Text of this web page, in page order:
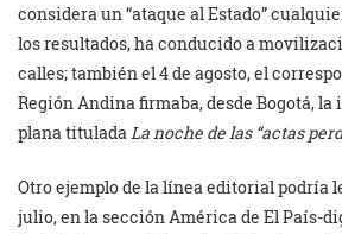
considera un “ataque al Estado”
los resultados, ha conducido a
calles; también el 4 de agosto, el
Región Andina firmaba, desde Bogotá,
plana tituladaLa noche de las “actas
Otro ejemplo de la línea editorial podría
julio, en la sección América de El País-